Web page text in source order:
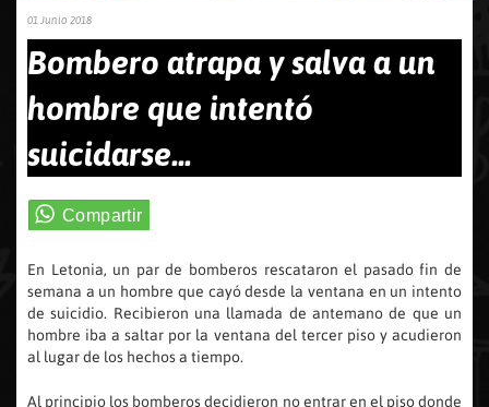
01 Junio 2018
Bombero atrapa y salva a un
hombre que intentó
suicidarse...
En Letonia, un par de bomberos rescataron el pasado fin de
semana a un hombre que cayó desde la ventana en un intento
de suicidio. Recibieron una llamada de antemano de que un
hombre iba a saltar por la ventana del tercer piso y acudieron
al lugar de los hechos a tiempo.
Al principio los bomberos decidieron no entrar en el piso donde